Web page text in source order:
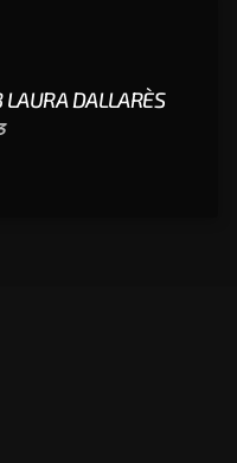
DALLARÈS